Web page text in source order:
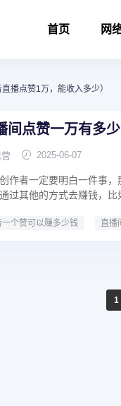
首页 网
播点赞1万，能收入多少）
间点赞一万有多
2025-06-07
作者一定要明白一件事
过其他的方式去赚钱，比
一个赞可以赚多少钱 直播
1